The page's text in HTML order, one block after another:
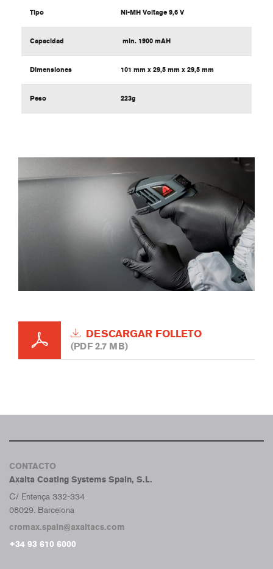
Tipo Ni-MH Voltage 9,6 V
Capacidad min. 1900 mAH
Dimensiones 101 mm x 29,5 mm x 29,5 mm
Peso 223g
DESCARGAR FOLLETO
(PDF 2.7 MB)
CONTACTO
Axalta Coating Systems Spain, S.L.
C/ Entença 332-334
08029. Barcelona
cromax.spain@axaltacs.com
+34 93 610 6000